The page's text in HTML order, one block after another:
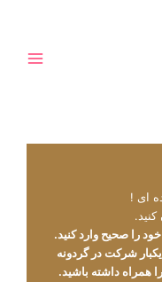
ای !
را صحیح وارد کنید.
شرکت در گردونه
داشته باشید.